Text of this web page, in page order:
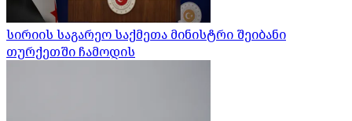
სირიის საგარეო საქმეთა მინისტრი შეიბანი
თურქეთში ჩამოდის